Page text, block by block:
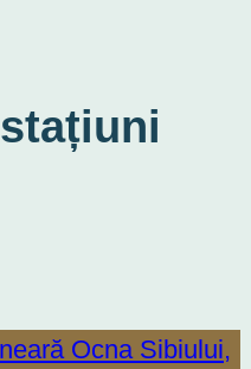
stațiuni